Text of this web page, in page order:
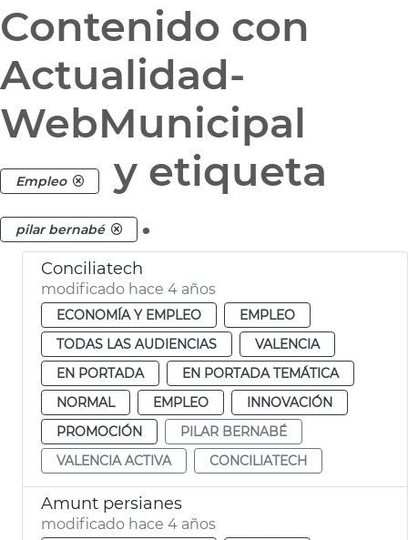
Contenido con
Actualidad-
WebMunicipal
Empleo y etiqueta
pilar bernabé .
Conciliatech
modificado hace 4 años
ECONOMÍA Y EMPLEO
EMPLEO
TODAS LAS AUDIENCIAS
VALENCIA
EN PORTADA
EN PORTADA TEMÁTICA
NORMAL
EMPLEO
INNOVACIÓN
PROMOCIÓN
PILAR BERNABÉ
VALENCIA ACTIVA
CONCILIATECH
Amunt persianes
modificado hace 4 años